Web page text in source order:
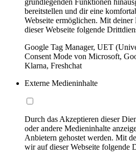
grundlegenden Funktionen
bereitstellen und dir eine
Webseite ermöglichen. Mit
dieser Webseite folgende
Google Tag Manager, UET
Consent Mode von Microsoft,
Klarna, Freshchat
Externe Medieninhalte
Durch das Akzeptieren dieser
oder andere Medieninhalte
Anbietern gehostet werden. Mit
wir auf dieser Webseite folgende